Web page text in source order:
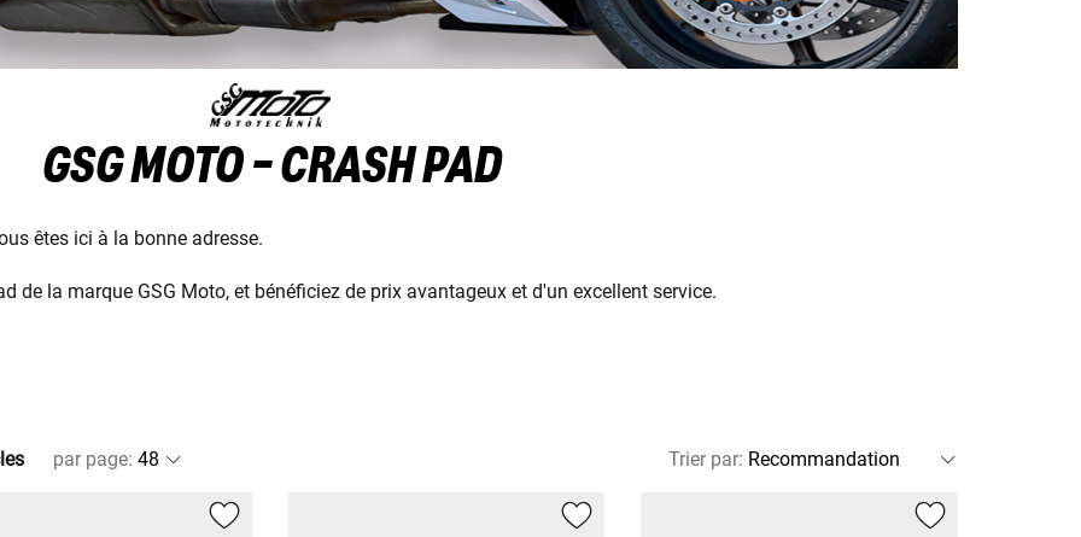
GSG MOTO - CRASH PAD
êtes ici à la bonne adresse.
de la marque GSG Moto, et bénéficiez de prix avantageux et d'un excellent service.
par page: Trier par: